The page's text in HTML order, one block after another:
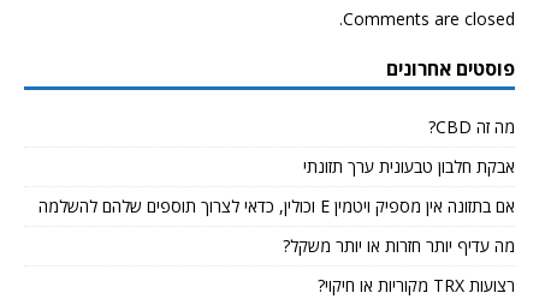
Comments are closed.
פוסטים אחרונים
מה זה CBD?
אבקת חלבון טבעונית ערך תזונתי
אם בתזונה אין מספיק ויטמין E וכולין, כדאי לצרוך תוספים שלהם להשלמה
מה עדיף יותר חזרות או יותר משקל?
רצועות TRX מקוריות או חיקוי?